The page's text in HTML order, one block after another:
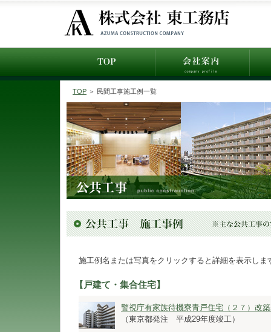
TOP ＞ 民間工事施工例一覧
施工例名または写真をクリックすると詳細を表示しま
【戸建て・集合住宅】
警視庁有家族待機寮青戸住宅（２７）改
（東京都発注 平成29年度竣工）